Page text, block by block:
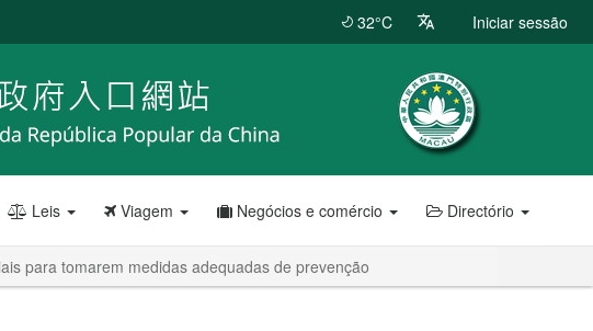
32°C Iniciar sessão
Leis Viagem Negócios e comércio Directório
para tomarem medidas adequadas de prevenção